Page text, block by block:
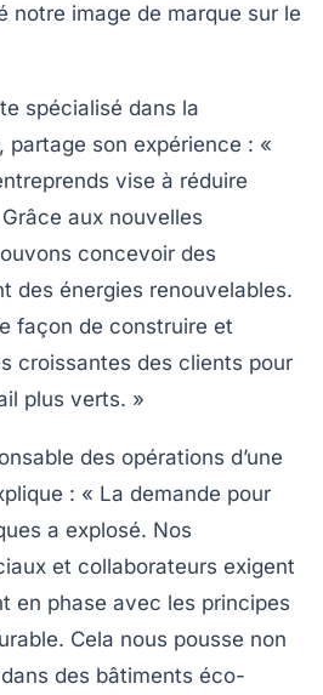
notre image de marque sur le
spécialisé dans la
son expérience : «
vise à réduire
aux nouvelles
concevoir des
des énergies renouvelables.
façon de construire et
croissantes des clients pour
plus verts. »
des opérations d’une
: « La demande pour
a explosé. Nos
et collaborateurs exigent
en phase avec les principes
Cela nous pousse non
des bâtiments éco-